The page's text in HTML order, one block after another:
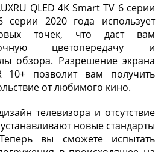
QLED 4K Smart TV 6 серии
серии 2020 года использует
точек, что даст вам
цветопередачу и
обзора. Разрешение экрана
позволит вам получить
от любимого кино.
телевизора и отсутствие
новые стандарты
вы сможете испытать